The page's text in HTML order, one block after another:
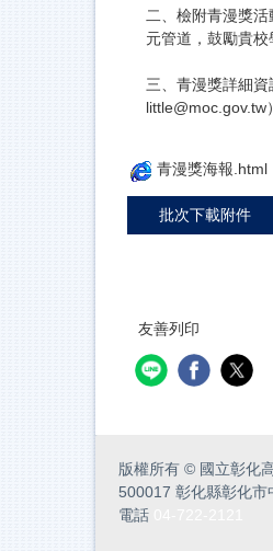
二、檢附青漫獎
元管道，鼓勵貴校
三、青漫獎詳細
little@moc.gov.tw）
青漫獎海報.html
批次下載附件
友善列印
版權所有 © 國立彰化
500017 彰化縣彰化市
電話